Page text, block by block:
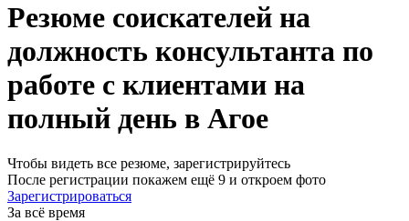
Резюме соискателей на
должность консультанта по
работе с клиентами на
полный день в Агое
Чтобы видеть все резюме, зарегистрируйтесь
После регистрации покажем ещё 9 и откроем фото
Зарегистрироваться
За всё время